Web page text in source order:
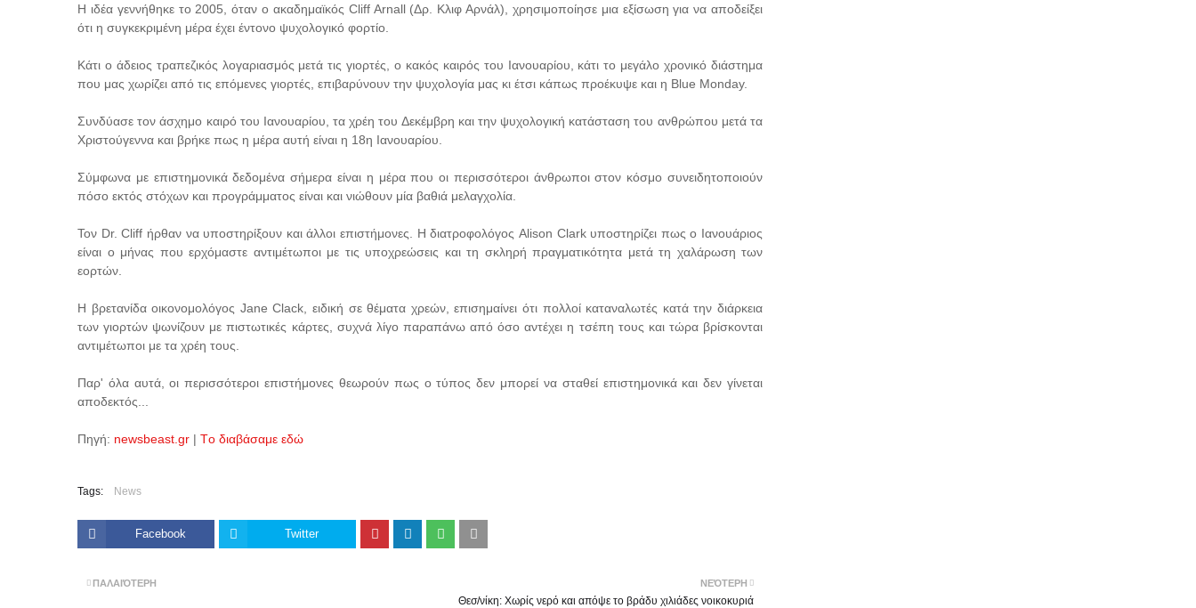
Η ιδέα γεννήθηκε το 2005, όταν ο ακαδημαϊκός Cliff Arnall (Δρ. Κλιφ Αρνάλ), χρησιμοποίησε μια εξίσωση για να αποδείξει
ότι η συγκεκριμένη μέρα έχει έντονο ψυχολογικό φορτίο.
Κάτι ο άδειος τραπεζικός λογαριασμός μετά τις γιορτές, ο κακός καιρός του Ιανουαρίου, κάτι το μεγάλο χρονικό διάστημα
που μας χωρίζει από τις επόμενες γιορτές, επιβαρύνουν την ψυχολογία μας κι έτσι κάπως προέκυψε και η Blue Monday.
Συνδύασε τον άσχημο καιρό του Ιανουαρίου, τα χρέη του Δεκέμβρη και την ψυχολογική κατάσταση του ανθρώπου μετά τα
Χριστούγεννα και βρήκε πως η μέρα αυτή είναι η 18η Ιανουαρίου.
Σύμφωνα με επιστημονικά δεδομένα σήμερα είναι η μέρα που οι περισσότεροι άνθρωποι στον κόσμο συνειδητοποιούν
πόσο εκτός στόχων και προγράμματος είναι και νιώθουν μία βαθιά μελαγχολία.
Τον Dr. Cliff ήρθαν να υποστηρίξουν και άλλοι επιστήμονες. Η διατροφολόγος Alison Clark υποστηρίζει πως ο Ιανουάριος
είναι ο μήνας που ερχόμαστε αντιμέτωποι με τις υποχρεώσεις και τη σκληρή πραγματικότητα μετά τη χαλάρωση των
εορτών.
Η βρετανίδα οικονομολόγος Jane Clack, ειδική σε θέματα χρεών, επισημαίνει ότι πολλοί καταναλωτές κατά την διάρκεια
των γιορτών ψωνίζουν με πιστωτικές κάρτες, συχνά λίγο παραπάνω από όσο αντέχει η τσέπη τους και τώρα βρίσκονται
αντιμέτωποι με τα χρέη τους.
Παρ' όλα αυτά, οι περισσότεροι επιστήμονες θεωρούν πως ο τύπος δεν μπορεί να σταθεί επιστημονικά και δεν γίνεται
αποδεκτός...
Πηγή: newsbeast.gr | Tο διαβάσαμε εδώ
Tags: News
Facebook Twitter
ΝΕΌΤΕΡΗ
Θεσ/νίκη: Χωρίς νερό και απόψε το βράδυ χιλιάδες νοικοκυριά
ΠΑΛΑΙΌΤΕΡΗ